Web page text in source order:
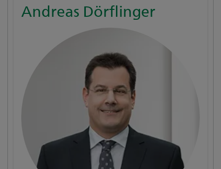
Andreas Dörflinger